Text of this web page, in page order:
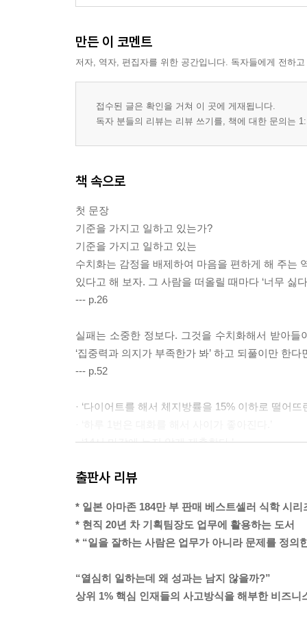
만든 이 코멘트
저자, 역자, 편집자를 위한 공간입니다. 독자들에게 전하
접수된 글은 확인을 거쳐 이 곳에 게재됩니다.
독자 분들의 리뷰는 리뷰 쓰기를, 책에 대한 문의는
책 속으로
첫 문장
기준을 가지고 일하고 있는가?
기준을 가지고 일하고 있는
수치화는 감정을 배제하여 마음을 편하게 해 주는
있다고 해 보자. 그 사람을 떠올릴 때마다 ‘너무 싫
--- p.26
실패는 소중한 정보다. 그것을 수치화해서 받아들
‘집중력과 의지가 부족한가 봐’ 하고 되풀이만 한
--- p.52
· ‘다이어트를 해서 체지방률을 15% 이하로 떨어뜨
· ‘14시 마감에 늦지 않게 제출한다.’
--- p.63
이 책에서는 상사가 정한 프로세스를 그대로 밀
존재하는 것은 분명하다. 결국 아무리 피하려 해
--- p.71
어느 요양사 파견회사에서도 같은 고민을 하고
다면 그 현장에서 느끼는 보람까지도 수치화해야
출판사 리뷰
* 일본 아마존 184만 부 판매 베스트셀러 식학 시리
* 현직 20년 차 기획팀장도 업무에 활용하는 도서
* “일을 잘하는 사람은 업무가 아니라 문제를 정의
“열심히 일하는데 왜 성과는 남지 않을까?”
상위 1% 핵심 인재들의 사고방식을 해부한 비즈니